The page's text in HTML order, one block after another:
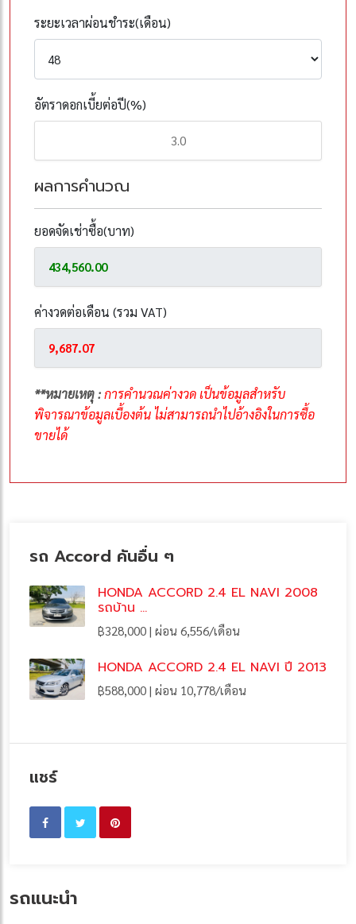
ระยะเวลาผ่อนชำระ(เดือน)
อัตราดอกเบี้ยต่อปี(%)
ผลการคำนวณ
ยอดจัดเช่าซื้อ(บาท)
ค่างวดต่อเดือน (รวม VAT)
**หมายเหตุ :การคำนวณค่างวด เป็นข้อมูลสำหรับ
พิจารณาข้อมูลเบื้องต้น ไม่สามารถนำไปอ้างอิงในการซื้อ
ขายได้
รถ Accord คันอื่น ๆ
HONDA ACCORD 2.4 EL NAVI 2008
รถบ้าน ...
฿328,000 | ผ่อน 6,556/เดือน
HONDA ACCORD 2.4 EL NAVI ปี 2013
฿588,000 | ผ่อน 10,778/เดือน
แชร์
รถแนะนำ